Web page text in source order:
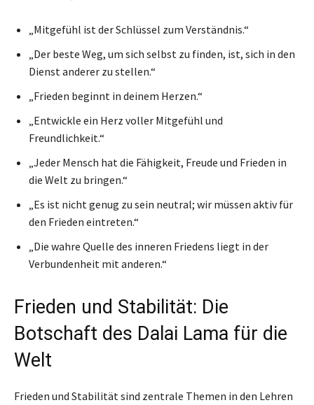
„Mitgefühl ist der Schlüssel zum Verständnis.“
„Der beste Weg, um sich selbst zu finden, ist, sich in den
Dienst anderer zu stellen.“
„Frieden beginnt in deinem Herzen.“
„Entwickle ein Herz voller Mitgefühl und
Freundlichkeit.“
„Jeder Mensch hat die Fähigkeit, Freude und Frieden in
die Welt zu bringen.“
„Es ist nicht genug zu sein neutral; wir müssen aktiv für
den Frieden eintreten.“
„Die wahre Quelle des inneren Friedens liegt in der
Verbundenheit mit anderen.“
Frieden und Stabilität: Die
Botschaft des Dalai Lama für die
Welt
Frieden und Stabilität sind zentrale Themen in den Lehren